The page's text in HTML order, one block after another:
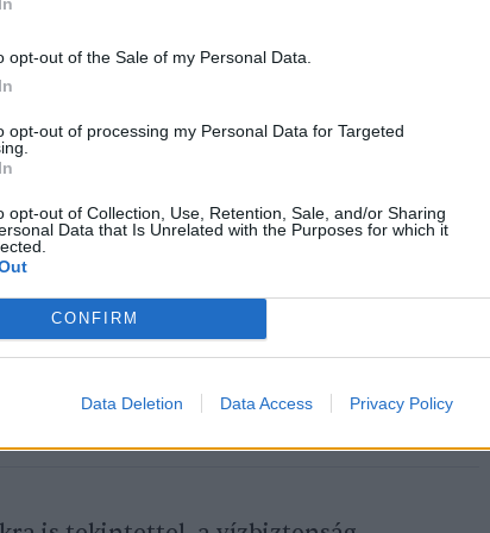
opt-out of the Sale of my Personal Data.
opt-out of processing my Personal Data for Targeted
opt-out of Collection, Use, Retention, Sale, and/or Sharing
Data that Is Unrelated with the Purposes for which it
CONFIRM
Data Deletion Data Access Privacy Policy
hatékonyan kell alkalmazkodnia a
után, az év végét, és az év
a belvizek jellemzik, melynek
elé állítja a gazdálkodókat.
a talajnedvesség megtartásáért!